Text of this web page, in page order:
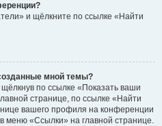
и щёлкните по ссылке «Найти
мной темы?
по ссылке «Показать ваши
странице, по ссылке «Найти
вашего профиля на конференции
«Ссылки» на главной странице.